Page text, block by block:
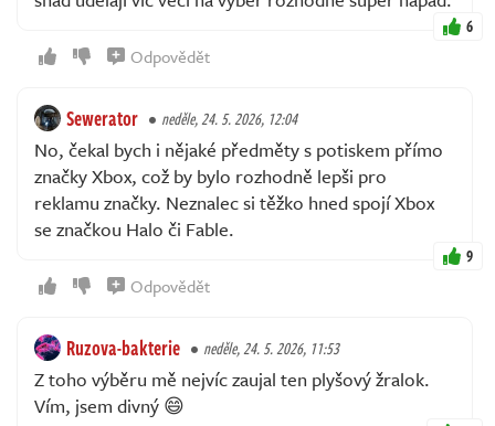
6
Odpovědět
Sewerator neděle, 24. 5. 2026, 12:04
No, čekal bych i nějaké předměty s potiskem přímo
značky Xbox, což by bylo rozhodně lepši pro
reklamu značky. Neznalec si těžko hned spojí Xbox
se značkou Halo či Fable.
9
Odpovědět
Ruzova-bakterie neděle, 24. 5. 2026, 11:53
Z toho výběru mě nejvíc zaujal ten plyšový žralok.
Vím, jsem divný 😄